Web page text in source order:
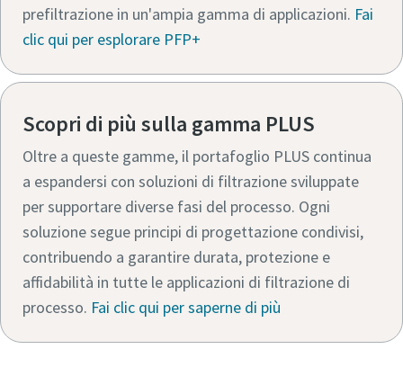
prefiltrazione in un'ampia gamma di applicazioni. Fai
clic qui per esplorare PFP+
Scopri di più sulla gamma PLUS
Oltre a queste gamme, il portafoglio PLUS continua
a espandersi con soluzioni di filtrazione sviluppate
per supportare diverse fasi del processo. Ogni
soluzione segue principi di progettazione condivisi,
contribuendo a garantire durata, protezione e
affidabilità in tutte le applicazioni di filtrazione di
processo. Fai clic qui per saperne di più